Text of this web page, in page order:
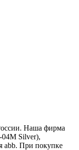
Наша фирма
Silver),
abb. При покупке